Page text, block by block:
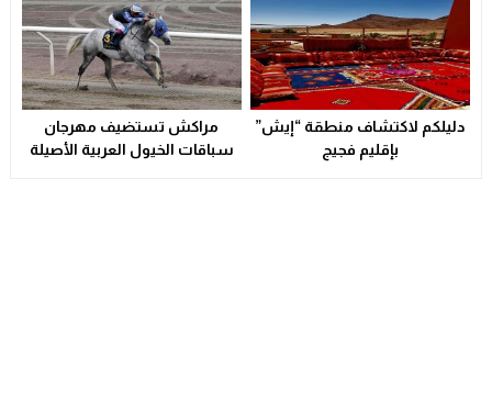
دليلكم لاكتشاف منطقة “إيش”
بإقليم فجيج
مراكش تستضيف مهرجان
سباقات الخيول العربية الأصيلة